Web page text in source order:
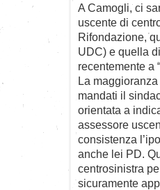
A Camogli, ci
uscente di
Rifondazione,
UDC) e quella
recentemente a
La
mandati il
orientata a
assessore
consistenza
anche lei PD.
centrosinistra
sicuramente